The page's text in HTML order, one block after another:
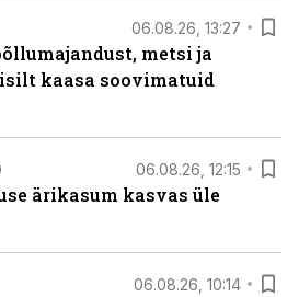
06.08.26, 13:27
metsi ja
kaasa soovimatuid
06.08.26, 12:15
ärikasum kasvas üle
06.08.26, 10:14